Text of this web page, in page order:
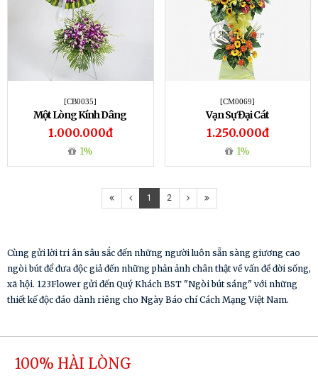
[CB0035]
Một Lòng Kính Dâng
1.000.000đ
1%
[CM0069]
Vạn Sự Đại Cát
1.250.000đ
1%
1 2
Cùng gửi lời tri ân sâu sắc đến những người luôn sẵn sàng giương cao
ngòi bút để đưa độc giả đến những phản ảnh chân thật về vấn đề đời sống,
xã hội. 123Flower gửi đến Quý Khách BST "Ngòi bút sáng" với những
thiết kế độc đáo dành riêng cho Ngày Báo chí Cách Mạng Việt Nam.
100% HÀI LÒNG